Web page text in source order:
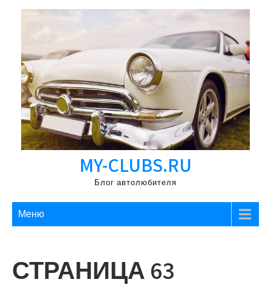
Перейти
MY-CLUBS.RU
Блог автолюбителя
Меню
СТРАНИЦА 63